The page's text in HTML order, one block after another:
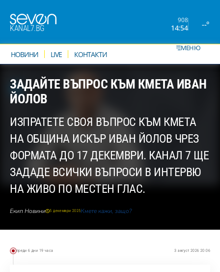
KANAL7.BG
908
14:54 --°
НОВИНИ LIVE КОНТАКТИ
МЕНЮ
ЗАДАЙТЕ ВЪПРОС КЪМ КМЕТА ИВАН
ЙОЛОВ
ИЗПРАТЕТЕ СВОЯ ВЪПРОС КЪМ КМЕТА
НА ОБЩИНА ИСКЪР ИВАН ЙОЛОВ ЧРЕЗ
ФОРМАТА ДО 17 ДЕКЕМВРИ. КАНАЛ 7 ЩЕ
ЗАДАДЕ ВСИЧКИ ВЪПРОСИ В ИНТЕРВЮ
НА ЖИВО ПО МЕСТЕН ГЛАС.
Екип Новини 5 декември 2025Кмете кажи, защо?
преди 6 дни 19 часа 3 август 2026 20:06